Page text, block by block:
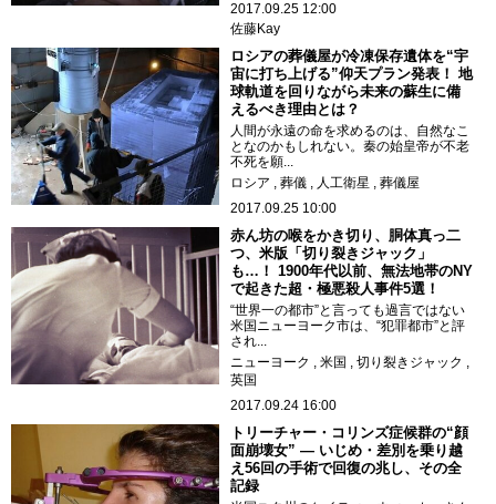
2017.09.25 12:00
佐藤Kay
ロシアの葬儀屋が冷凍保存遺体を“宇
宙に打ち上げる”仰天プラン発表！ 地
球軌道を回りながら未来の蘇生に備
えるべき理由とは？
人間が永遠の命を求めるのは、自然なこ
となのかもしれない。秦の始皇帝が不老
不死を願...
ロシア
葬儀 人工衛星
葬儀屋
2017.09.25 10:00
赤ん坊の喉をかき切り、胴体真っ二
つ、米版「切り裂きジャック」
も…！ 1900年代以前、無法地帯のNY
で起きた超・極悪殺人事件5選！
“世界一の都市”と言っても過言ではない
米国ニューヨーク市は、“犯罪都市”と評
され...
ニューヨーク
米国
切り裂きジャック
英国
2017.09.24 16:00
トリーチャー・コリンズ症候群の“顔
面崩壊女” ― いじめ・差別を乗り越
え56回の手術で回復の兆し、その全
記録